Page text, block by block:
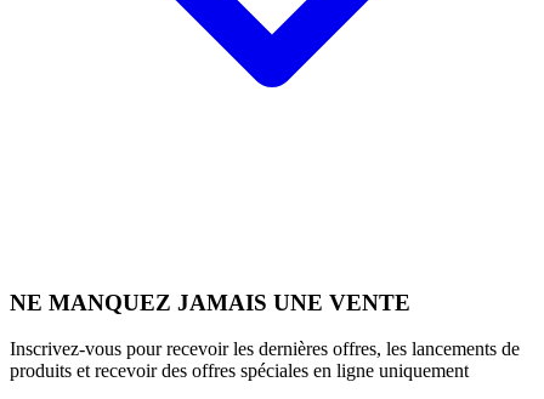
NE MANQUEZ JAMAIS UNE VENTE
Inscrivez-vous pour recevoir les dernières offres, les lancements de
produits et recevoir des offres spéciales en ligne uniquement